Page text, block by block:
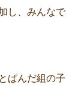
し、みんなで
ぱんだ組の子